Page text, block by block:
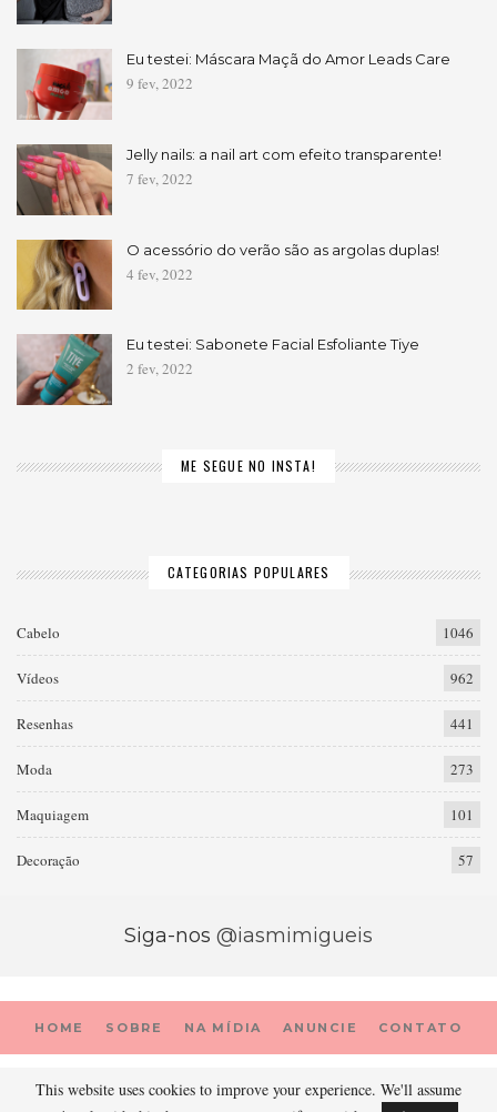
Eu testei: Máscara Maçã do Amor Leads Care
9 fev, 2022
Jelly nails: a nail art com efeito transparente!
7 fev, 2022
O acessório do verão são as argolas duplas!
4 fev, 2022
Eu testei: Sabonete Facial Esfoliante Tiye
2 fev, 2022
ME SEGUE NO INSTA!
CATEGORIAS POPULARES
Cabelo 1046
Vídeos 962
Resenhas 441
Moda 273
Maquiagem 101
Decoração 57
Siga-nos @iasmimigueis
HOME SOBRE NA MÍDIA ANUNCIE CONTATO
© 2026 - Prada Porter. Todos os direitos reservados.
This website uses cookies to improve your experience. We'll assume